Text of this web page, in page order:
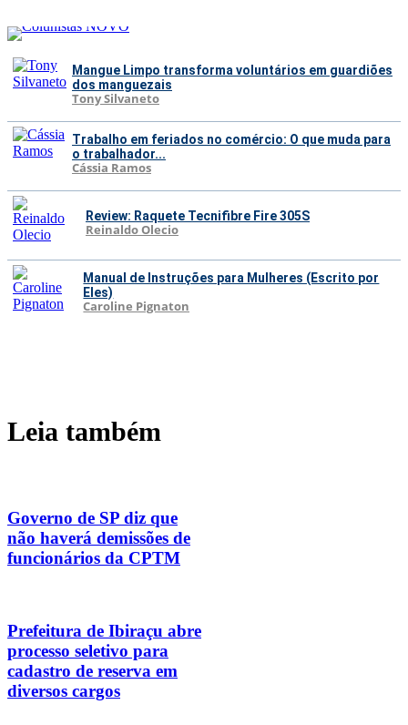
Mangue Limpo transforma voluntários em guardiões
dos manguezais
Tony Silvaneto
Trabalho em feriados no comércio: O que muda para
o trabalhador...
Cássia Ramos
Review: Raquete Tecnifibre Fire 305S
Reinaldo Olecio
Manual de Instruções para Mulheres (Escrito por
Eles)
Caroline Pignaton
Leia também
Governo de SP diz que
não haverá demissões de
funcionários da CPTM
Prefeitura de Ibiraçu abre
processo seletivo para
cadastro de reserva em
diversos cargos